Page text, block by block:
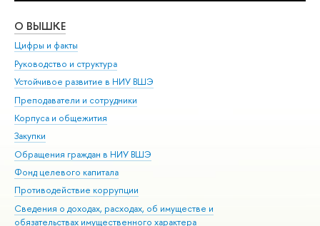
О ВЫШКЕ
Цифры и факты
Руководство и структура
Устойчивое развитие в НИУ ВШЭ
Преподаватели и сотрудники
Корпуса и общежития
Закупки
Обращения граждан в НИУ ВШЭ
Фонд целевого капитала
Противодействие коррупции
Сведения о доходах, расходах, об имуществе и
обязательствах имущественного характера